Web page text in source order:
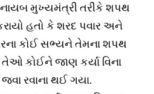
મુખ્યમંત્રી તરીકે શપથ
હતો કે શરદ પવાર અને
કોઈ સભ્યને તેમના શપથ
કોઈને જાણ કર્યા વિના
રવાના થઈ ગયા.